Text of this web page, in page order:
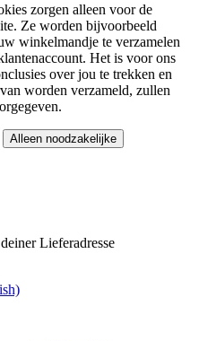
zorgen alleen voor de
Ze worden bijvoorbeeld
winkelmandje te verzamelen
Het is voor ons
over jou te trekken en
worden verzameld, zullen
Alleen noodzakelijke
Lieferadresse